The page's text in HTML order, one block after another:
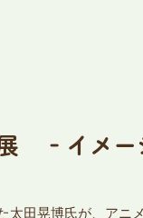
展 ‐イメ
田晃博氏が、ア